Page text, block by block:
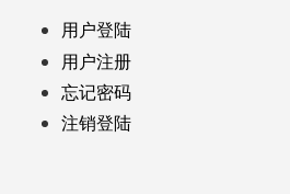
用户登陆
用户注册
忘记密码
注销登陆